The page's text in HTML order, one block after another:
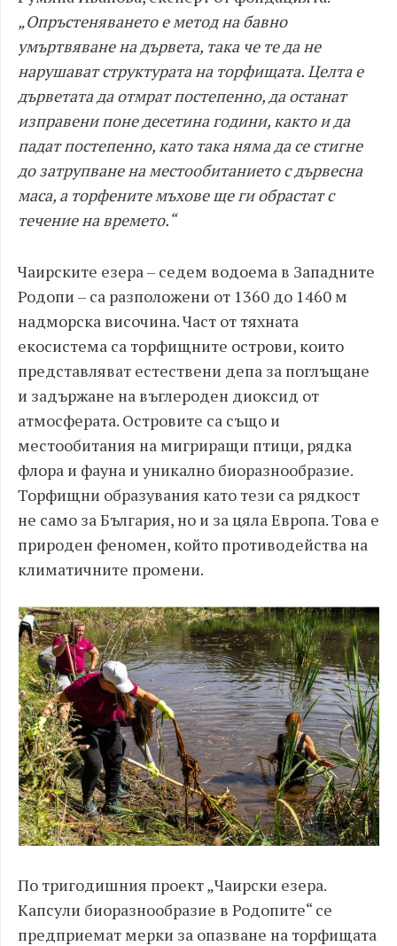
„Опръстеняването е метод на бавно
умъртвяване на дървета, така че те да не
нарушават структурата на торфищата. Целта е
дърветата да отмрат постепенно, да останат
изправени поне десетина години, както и да
падат постепенно, като така няма да се стигне
до затрупване на местообитанието с дървесна
маса, а торфените мъхове ще ги обрастат с
течение на времето.​“
Чаирските езера – седем водоема в Западните
Родопи – са разположени от 1360 до 1460 м
надморска височина. Част от тяхната
екосистема са торфищните острови, които
представляват естествени депа за поглъщане
и задържане на въглероден диоксид от
атмосферата. Островите са също и
местообитания на мигриращи птици, рядка
флора и фауна и уникално биоразнообразие.
Торфищни образувания като тези са рядкост
не само за България, но и за цяла Европа. Това е
природен феномен, който противодейства на
климатичните промени.
По тригодишния проект „Чаирски езера.
Капсули биоразнообразие в Родопите“ се
предприемат мерки за опазване на торфищата